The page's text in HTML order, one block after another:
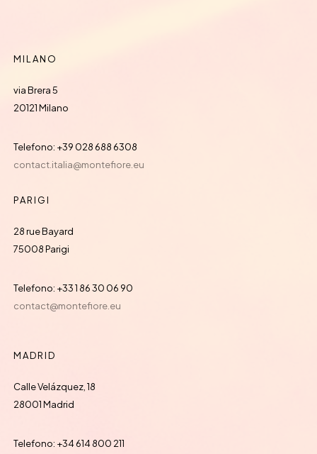
MILANO
via Brera 5
20121 Milano
Telefono: +39 028 688 6308
contact.italia@montefiore.eu
PARIGI
28 rue Bayard
75008 Parigi
Telefono: +33 1 86 30 06 90
contact@montefiore.eu
MADRID
Calle Velázquez, 18
28001 Madrid
Telefono: +34 614 800 211